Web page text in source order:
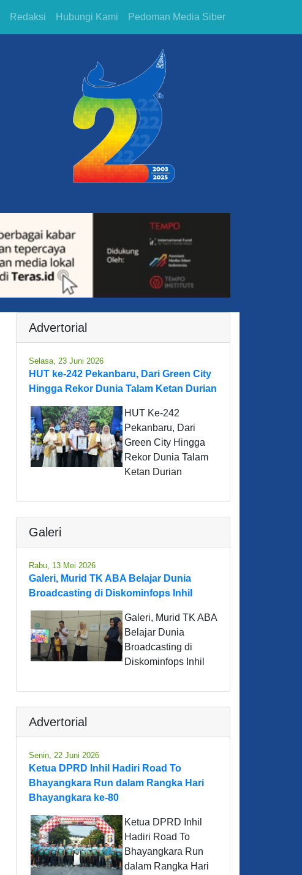
Redaksi Hubungi Kami Pedoman Media Siber
Advertorial
Selasa, 23 Juni 2026
HUT ke-242 Pekanbaru, Dari Green City
Hingga Rekor Dunia Talam Ketan Durian
HUT Ke-242
Pekanbaru, Dari
Green City Hingga
Rekor Dunia Talam
Ketan Durian
Galeri
Rabu, 13 Mei 2026
Galeri, Murid TK ABA Belajar Dunia
Broadcasting di Diskominfops Inhil
Galeri, Murid TK ABA
Belajar Dunia
Broadcasting di
Diskominfops Inhil
Advertorial
Senin, 22 Juni 2026
Ketua DPRD Inhil Hadiri Road To
Bhayangkara Run dalam Rangka Hari
Bhayangkara ke-80
Ketua DPRD Inhil
Hadiri Road To
Bhayangkara Run
dalam Rangka Hari